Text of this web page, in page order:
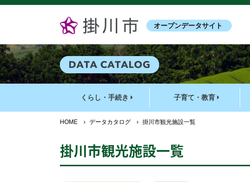
オープンデータサイト
くらし・手続き 子育て・教育
HOME › データカタログ › 掛川市観光施設一覧
掛川市観光施設一覧